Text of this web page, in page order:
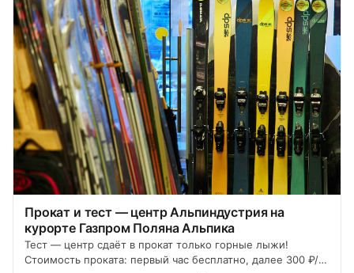
Прокат и тест — центр Альпиндустрия на
курорте Газпром Поляна Альпика
Тест — центр сдаёт в прокат только горные лыжи!
Стоимость проката: первый час бесплатно, далее 300 ₽/